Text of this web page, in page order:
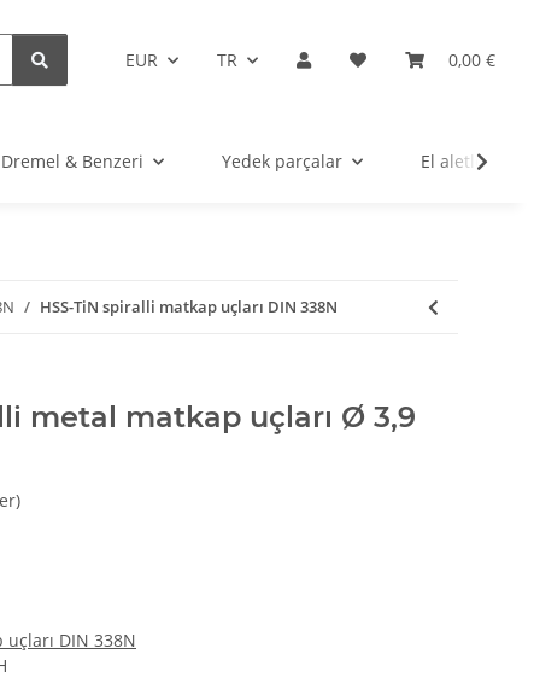
EUR TR 0,00 €
Dremel & Benzeri Yedek parçalar El aletleri
HSS-TiN spiralli matkap uçları DIN 338N
metal matkap uçları Ø 3,9
DIN 338N